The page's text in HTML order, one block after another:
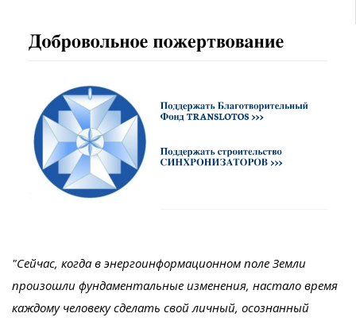
"Сейчас, когда в энергоинформационном поле Земли
произошли фундаментальные изменения, настало время
каждому человеку сделать свой личный, осознанный